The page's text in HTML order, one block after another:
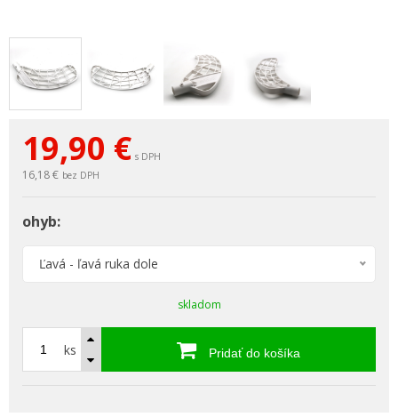
19,90 € s DPH
16,18 € bez DPH
ohyb:
Ľavá - ľavá ruka dole
skladom
ks Pridať do košíka